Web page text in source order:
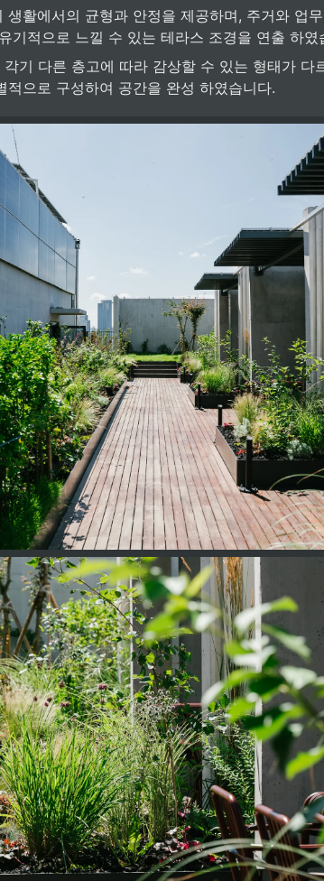
생활에서의 균형과 안정을 제공하며, 주거와 업
기적으로 느낄 수 있는 테라스 조경을 연출 하였
각기 다른 층고에 따라 감상할 수 있는 형태가 다
적으로 구성하여 공간을 완성 하였습니다.